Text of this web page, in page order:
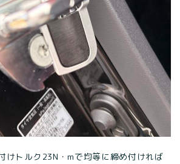
けトルク23N・mで均等に締め付ければ